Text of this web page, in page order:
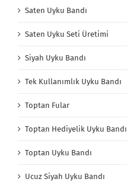
Saten Uyku Bandı
Saten Uyku Seti Üretimi
Siyah Uyku Bandı
Tek Kullanımlık Uyku Bandı
Toptan Fular
Toptan Hediyelik Uyku Bandı
Toptan Uyku Bandı
Ucuz Siyah Uyku Bandı